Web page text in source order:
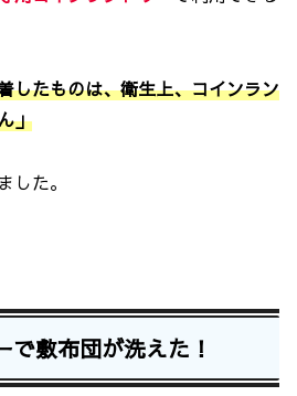
したものは、衛生上、コインラン
」
した。
で敷布団が洗えた！